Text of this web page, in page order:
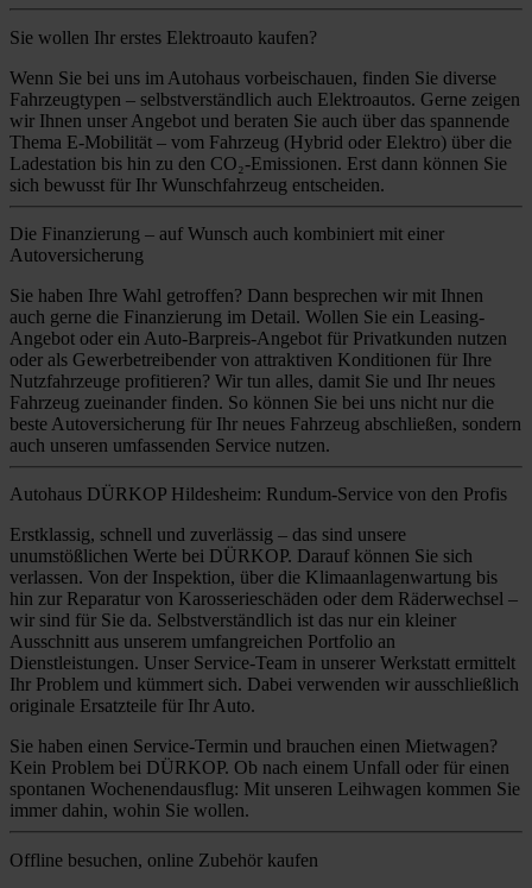
Sie wollen Ihr erstes Elektroauto kaufen?
Wenn Sie bei uns im Autohaus vorbeischauen, finden Sie diverse
Fahrzeugtypen – selbstverständlich auch Elektroautos. Gerne zeigen
wir Ihnen unser Angebot und beraten Sie auch über das spannende
Thema E-Mobilität – vom Fahrzeug (Hybrid oder Elektro) über die
Ladestation bis hin zu den CO₂-Emissionen. Erst dann können Sie
sich bewusst für Ihr Wunschfahrzeug entscheiden.
Die Finanzierung – auf Wunsch auch kombiniert mit einer
Autoversicherung
Sie haben Ihre Wahl getroffen? Dann besprechen wir mit Ihnen
auch gerne die Finanzierung im Detail. Wollen Sie ein Leasing-
Angebot oder ein Auto-Barpreis-Angebot für Privatkunden nutzen
oder als Gewerbetreibender von attraktiven Konditionen für Ihre
Nutzfahrzeuge profitieren? Wir tun alles, damit Sie und Ihr neues
Fahrzeug zueinander finden. So können Sie bei uns nicht nur die
beste Autoversicherung für Ihr neues Fahrzeug abschließen, sondern
auch unseren umfassenden Service nutzen.
Autohaus DÜRKOP Hildesheim: Rundum-Service von den Profis
Erstklassig, schnell und zuverlässig – das sind unsere
unumstößlichen Werte bei DÜRKOP. Darauf können Sie sich
verlassen. Von der Inspektion, über die Klimaanlagenwartung bis
hin zur Reparatur von Karosserieschäden oder dem Räderwechsel –
wir sind für Sie da. Selbstverständlich ist das nur ein kleiner
Ausschnitt aus unserem umfangreichen Portfolio an
Dienstleistungen. Unser Service-Team in unserer Werkstatt ermittelt
Ihr Problem und kümmert sich. Dabei verwenden wir ausschließlich
originale Ersatzteile für Ihr Auto.
Sie haben einen Service-Termin und brauchen einen Mietwagen?
Kein Problem bei DÜRKOP. Ob nach einem Unfall oder für einen
spontanen Wochenendausflug: Mit unseren Leihwagen kommen Sie
immer dahin, wohin Sie wollen.
Offline besuchen, online Zubehör kaufen